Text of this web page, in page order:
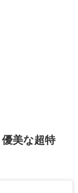
美な超特